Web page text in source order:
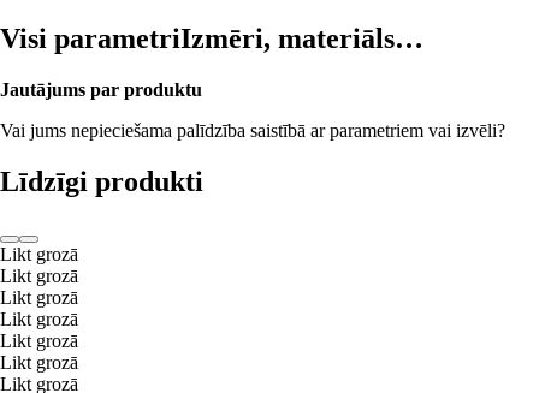
Visi parametriIzmēri, materiāls…
Jautājums par produktu
Vai jums nepieciešama palīdzība saistībā ar parametriem vai izvēli?
Līdzīgi produkti
Likt grozā
Likt grozā
Likt grozā
Likt grozā
Likt grozā
Likt grozā
Likt grozā